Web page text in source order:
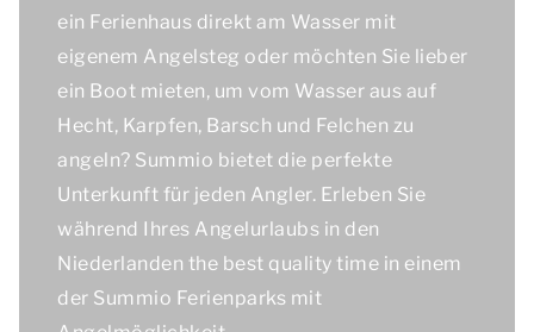
ein Ferienhaus direkt am Wasser mit
eigenem Angelsteg oder möchten Sie lieber
ein Boot mieten, um vom Wasser aus auf
Hecht, Karpfen, Barsch und Felchen zu
angeln? Summio bietet die perfekte
Unterkunft für jeden Angler. Erleben Sie
während Ihres Angelurlaubs in den
Niederlanden the best quality time in einem
der Summio Ferienparks mit